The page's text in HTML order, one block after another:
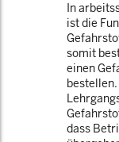
In
ist die
somit
einen
dass